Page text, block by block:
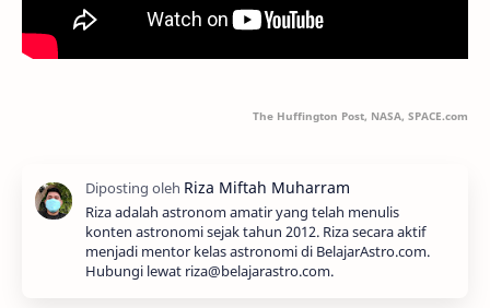
The Huffington Post, NASA, SPACE.com
Riza adalah astronom amatir yang telah menulis
konten astronomi sejak tahun 2012. Riza secara aktif
menjadi mentor kelas astronomi di BelajarAstro.com.
Hubungi lewat riza@belajarastro.com.